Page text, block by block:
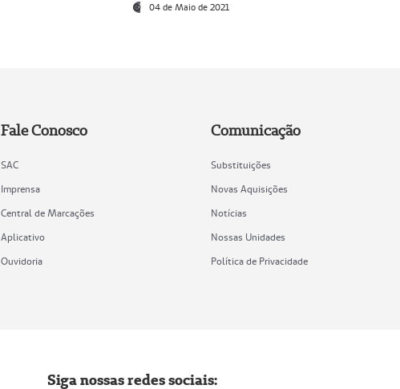
04 de Maio de 2021
Fale Conosco
SAC
Imprensa
Central de Marcações
Aplicativo
Ouvidoria
Comunicação
Substituições
Novas Aquisições
Notícias
Nossas Unidades
Política de Privacidade
Siga nossas redes sociais: